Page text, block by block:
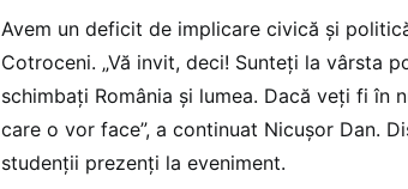
Avem un deficit de implicare civică și
Cotroceni. „Vă invit, deci! Sunteți la vârsta
schimbați România și lumea. Dacă veți fi în
care o vor face”, a continuat Nicușor Dan.
studenții prezenți la eveniment.